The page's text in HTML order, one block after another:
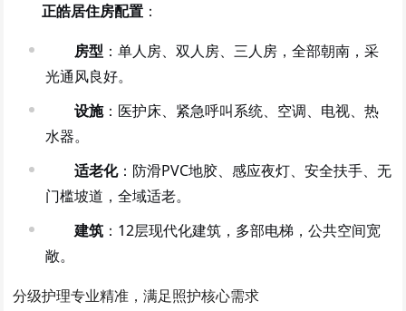
正皓居住房配置 ：
房型 ：单人房、双人房、三人房，全部朝南，采
光通风良好。
设施：医护床、紧急呼叫系统、空调、电视、热
水器。
适老化：防滑PVC地胶、感应夜灯、安全扶手、无
门槛坡道，全域适老。
建筑 ：12层现代化建筑，多部电梯，公共空间宽
敞。
分级护理专业精准，满足照护核心需求